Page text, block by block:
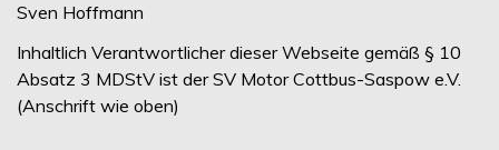
Sven Hoffmann
Inhaltlich Verantwortlicher dieser Webseite gemäß § 10
Absatz 3 MDStV ist der SV Motor Cottbus-Saspow e.V.
(Anschrift wie oben)